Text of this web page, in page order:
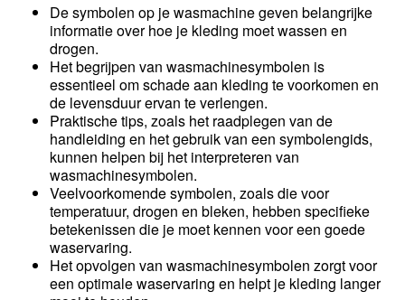
De symbolen op je wasmachine geven belangrijke
informatie over hoe je kleding moet wassen en
drogen.
Het begrijpen van wasmachinesymbolen is
essentieel om schade aan kleding te voorkomen en
de levensduur ervan te verlengen.
Praktische tips, zoals het raadplegen van de
handleiding en het gebruik van een symbolengids,
kunnen helpen bij het interpreteren van
wasmachinesymbolen.
Veelvoorkomende symbolen, zoals die voor
temperatuur, drogen en bleken, hebben specifieke
betekenissen die je moet kennen voor een goede
waservaring.
Het opvolgen van wasmachinesymbolen zorgt voor
een optimale waservaring en helpt je kleding langer